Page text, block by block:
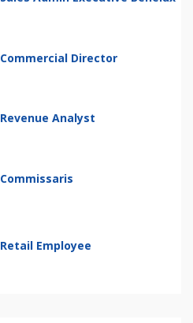
Commercial Director
Revenue Analyst
Commissaris
Retail Employee